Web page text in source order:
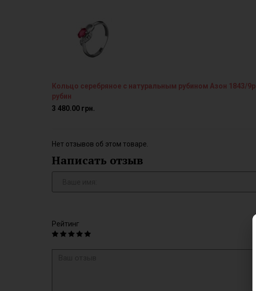
Кольцо серебряное с натуральным рубином Азон 1843/9р
рубин
3 480.00 грн.
Нет отзывов об этом товаре.
Написать отзыв
Рейтинг